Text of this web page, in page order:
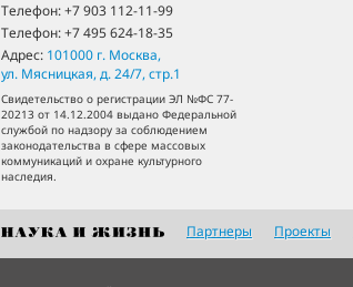
Телефон:+7 903 112-11-99
Телефон:+7 495 624-18-35
Адрес: 101000 г. Москва,
ул. Мясницкая, д. 24/7, стр.1
Свидетельство о регистрации ЭЛ №ФС 77-
20213 от 14.12.2004 выдано Федеральной
службой по надзору за соблюдением
законодательства в сфере массовых
коммуникаций и охране культурного
наследия.
Партнеры Проекты